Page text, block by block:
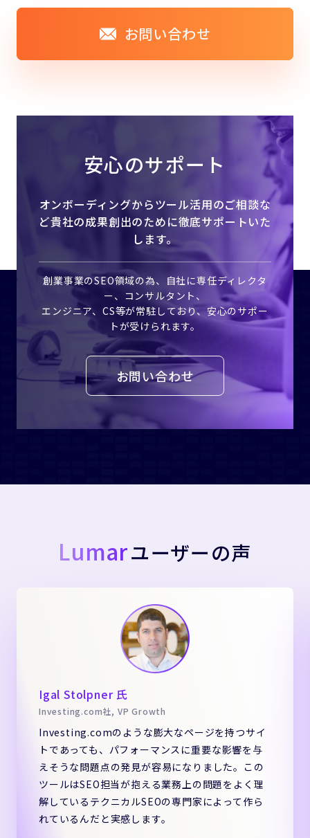
お問い合わせ
安心のサポート
オンボーディングからツール活用のご相談な
ど貴社の成果創出のために徹底サポートいた
します。
創業事業のSEO領域の為、自社に専任ディレクタ
ー、コンサルタント、
エンジニア、CS等が常駐しており、安心のサポー
トが受けられます。
お問い合わせ
Lumarユーザーの声
Igal Stolpner 氏
Investing.com社, VP Growth
Investing.comのような膨大なページを持つサイ
トであっても、パフォーマンスに重要な影響を与
えそうな問題点の発見が容易になりました。この
ツールはSEO担当が抱える業務上の問題をよく理
解しているテクニカルSEOの専門家によって作ら
れているんだと実感します。